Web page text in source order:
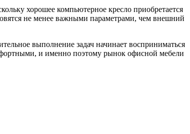
хорошее компьютерное кресло приобретается
не менее важными параметрами, чем внешний
выполнение задач начинает восприниматься
и именно поэтому рынок офисной мебели